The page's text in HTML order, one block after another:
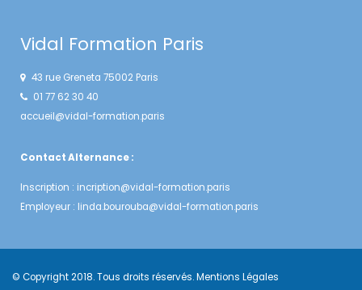
Vidal Formation Paris
43 rue Greneta 75002 Paris
01 77 62 30 40
accueil@vidal-formation.paris
Contact Alternance :
Inscription : incription@vidal-formation.paris
Employeur : linda.bourouba@vidal-formation.paris
© Copyright 2018. Tous droits réservés.Mentions Légales